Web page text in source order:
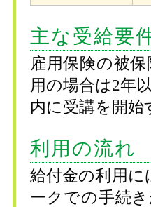
主な受給要
雇用保険の被
用の場合は2年
内に受講を開
利用の流れ
給付金の利用に
ークでの手続